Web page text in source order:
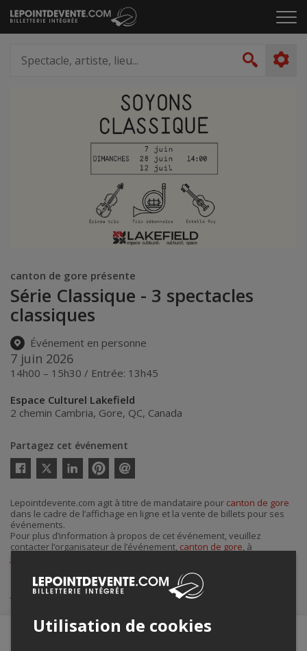
Passer
au
le
artiste,
lieu...
canton de gore présente
Série Classique - 3 spectacles
classiques
Événement en personne
7 juin 2026
14h00 – 15h30 / Entrée: 13h45
Espace Culturel Lakefield
2 chemin Cambria, Gore, QC, Canada
Partagez cet événement
Twitter
courriel
Lepointdevente.com agit à titre de mandataire pour canton de gore
dans le cadre de l’affichage en ligne et la vente de billets pour ses
événements.
Pour plus d’information à propos de cet événement, veuillez
contacter l’organisateur de l’événement, canton de gore, à
Achat de billets
Utilisation de cookies